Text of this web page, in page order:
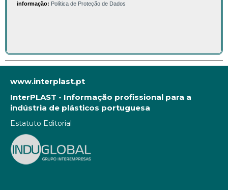
informação: Política de Proteção de Dados
www.interplast.pt
InterPLAST - Informação profissional para a
indústria de plásticos portuguesa
Estatuto Editorial